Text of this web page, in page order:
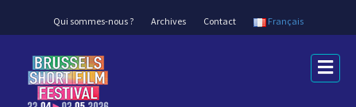
Qui sommes-nous ? Archives Contact Français
M
e